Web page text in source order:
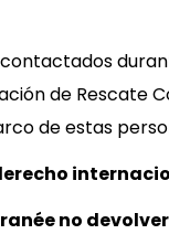
de Rescate
de estas
no